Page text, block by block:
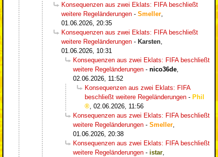
Konsequenzen aus zwei Eklats: FIFA beschließt
weitere Regeländerungen - Smeller
01.06.2026, 20:35
Konsequenzen aus zwei Eklats: FIFA beschließt
weitere Regeländerungen - Karsten
01.06.2026, 10:31
Konsequenzen aus zwei Eklats: FIFA beschließt
weitere Regeländerungen - nico36de
02.06.2026, 11:52
Konsequenzen aus zwei Eklats: FIFA
beschließt weitere Regeländerungen - Phil
02.06.2026, 11:56
Konsequenzen aus zwei Eklats: FIFA beschließt
weitere Regeländerungen - Smeller
01.06.2026, 20:38
Konsequenzen aus zwei Eklats: FIFA beschließt
weitere Regeländerungen - istar